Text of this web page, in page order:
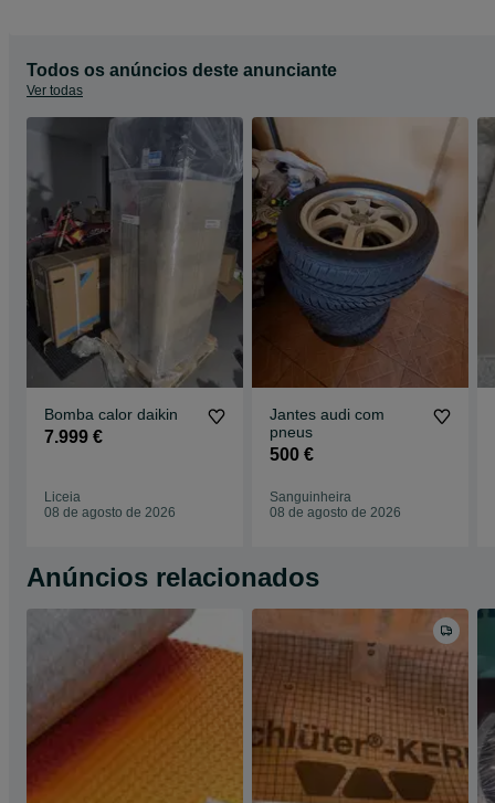
Todos os anúncios deste anunciante
Ver todas
Bomba calor daikin
7.999 €
Liceia
08 de agosto de 2026
Jantes audi com
pneus
500 €
Sanguinheira
08 de agosto de 2026
Anúncios relacionados